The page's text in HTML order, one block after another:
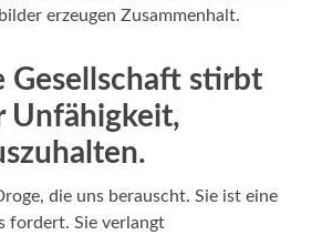
erzeugen Zusammenhalt.
Gesellschaft stirbt
Unfähigkeit,
die uns berauscht. Sie ist eine
fordert. Sie verlangt